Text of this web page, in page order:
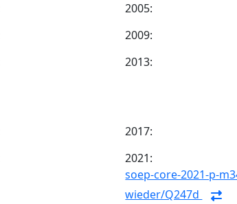
2005:
2009:
2013:
2017:
2021:
soep-core-2021-p-
wieder/Q247d